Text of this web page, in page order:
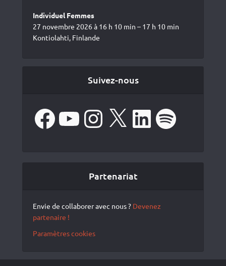
Individuel Femmes
27 novembre 2026 à 16 h 10 min – 17 h 10 min
Kontiolahti, Finlande
Suivez-nous
FacebookYouTube Instagram LinkedIn Spotify
Partenariat
Envie de collaborer avec nous ? Devenez
partenaire !
Paramètres cookies